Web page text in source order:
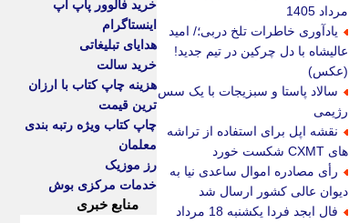
مرداد 1405
یادآوری خاطرات تلخ دربی؛/ امید
عالیشاه با دل چرکین در تیم جدید!
(عکس)
سالاد پاستا و سبزیجات با یک سس
رژیمی
نقشه اپل برای استفاده از تراشه
های CXMT شکست خورد
رأی مصادره اموال ساعدی نیا به
دیوان عالی کشور ارسال شد
فال ابجد فردا یکشنبه 18 مرداد
خرید فالوور پاپ آپ
اینستاگرام
هدایای تبلیغاتی
خرید سالت
هزینه چاپ کتاب با ارزان
ترین قیمت
چاپ کتاب ویژه رتبه بندی
معلمان
رز موزیک
خدمات مرکزی بوش
منابع خبری